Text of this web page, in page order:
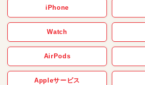
iPhone
Watch
AirPods
Appleサービス